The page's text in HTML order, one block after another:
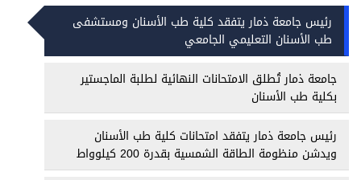
رئيس جامعة ذمار يتفقد كلية طب الأسنان ومستشفى
طب الأسنان التعليمي الجامعي
جامعة ذمار تُطلق الامتحانات النهائية لطلبة الماجستير
بكلية طب الأسنان
رئيس جامعة ذمار يتفقد امتحانات كلية طب الأسنان
ويدشن منظومة الطاقة الشمسية بقدرة 200 كيلوواط